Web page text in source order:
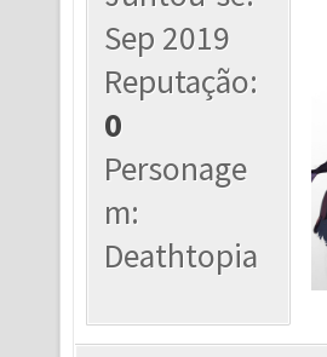
Sep 2019
Reputação:
0
Personage
m:
Deathtopia